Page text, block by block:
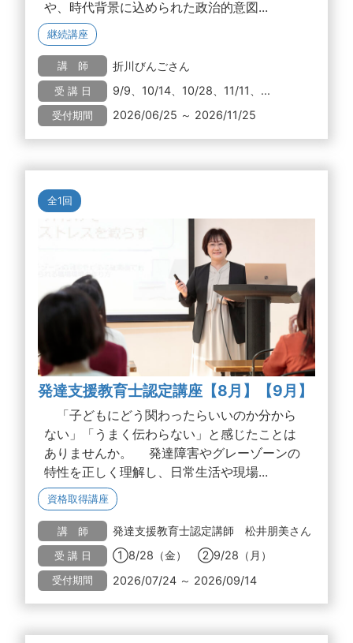
や、時代背景に込められた政治的意図...
継続講座
講 師 折川びんごさん
受 講 日 9/9、10/14、10/28、11/11、...
受付期間 2026/06/25 ～ 2026/11/25
全1回
発達支援教育士認定講座【8月】【9月】
「子どもにどう関わったらいいのか分から
ない」「うまく伝わらない」と感じたことは
ありませんか。 発達障害やグレーゾーンの
特性を正しく理解し、日常生活や現場...
資格取得講座
講 師 発達支援教育士認定講師 松井朋美さん
受 講 日 ①8/28（金） ②9/28（月）
受付期間 2026/07/24 ～ 2026/09/14